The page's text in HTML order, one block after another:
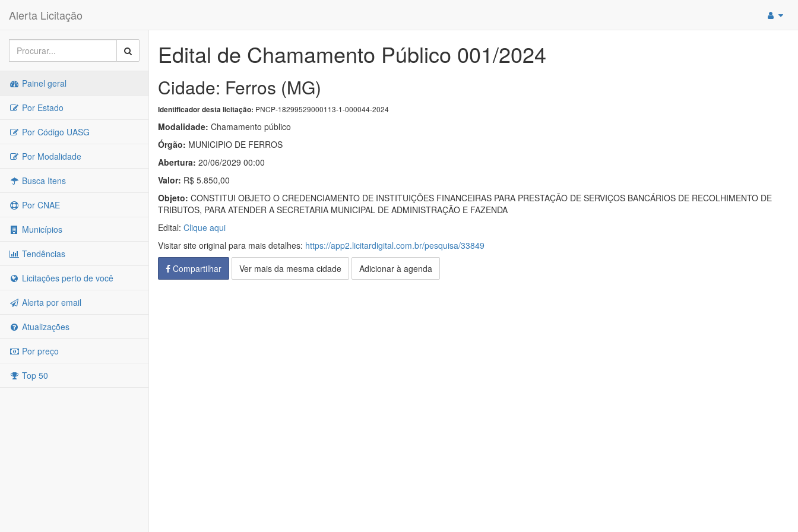
Alerta Licitação
Painel geral
Por Estado
Por Código UASG
Por Modalidade
Busca Itens
Por CNAE
Municípios
Tendências
Licitações perto de você
Alerta por email
Atualizações
Por preço
Top 50
Edital de Chamamento Público 001/2024
Cidade: Ferros (MG)
Identificador desta licitação: PNCP-18299529000113-1-000044-2024
Modalidade: Chamamento público
Órgão: MUNICIPIO DE FERROS
Abertura: 20/06/2029 00:00
Valor: R$ 5.850,00
Objeto: CONSTITUI OBJETO O CREDENCIAMENTO DE INSTITUIÇÕES FINANCEIRAS PARA PRESTAÇÃO DE SERVIÇOS BANCÁRIOS DE RECOLHIMENTO DE
TRIBUTOS, PARA ATENDER A SECRETARIA MUNICIPAL DE ADMINISTRAÇÃO E FAZENDA
Edital: Clique aqui
Visitar site original para mais detalhes: https://app2.licitardigital.com.br/pesquisa/33849
Compartilhar
Ver mais da mesma cidade Adicionar à agenda